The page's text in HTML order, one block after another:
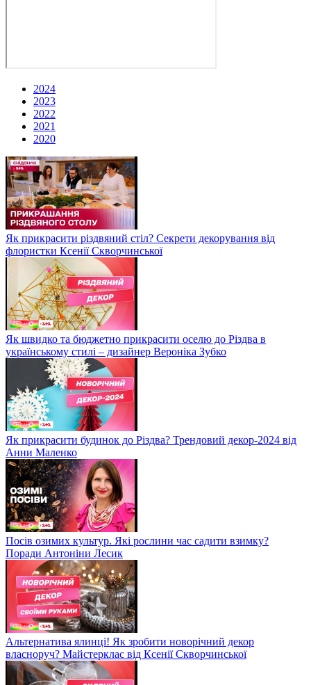
2024
2023
2022
2021
2020
Як прикрасити різдвяний стіл? Секрети декорування від
флористки Ксенії Скворчинської
Як швидко та бюджетно прикрасити оселю до Різдва в
українському стилі – дизайнер Вероніка Зубко
Як прикрасити будинок до Різдва? Трендовий декор-2024 від
Анни Маленко
Посів озимих культур. Які рослини час садити взимку?
Поради Антоніни Лесик
Альтернатива ялинці! Як зробити новорічний декор
власноруч? Майстерклас від Ксенії Скворчинської